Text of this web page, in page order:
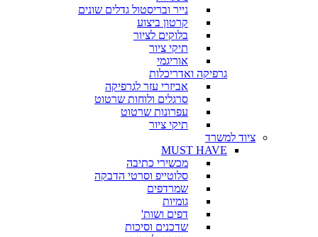
נייר ובריסטול גדלים שונים
קרטון ביצוע
בלוקים לציור
תיקי ציור
אוריגמי
גרפיקה ואדריכלות
אביזרי עזר לגרפיקה
סרגלים ולוחות שרטוט
עפרונות שרטוט
תיקי ציור
ציוד למשרד
MUST HAVE
מכשירי כתיבה
סלוטייפ וסרטי הדבקה
שמרדפים
גומיות
דפים ושות'
שדכנים וסיכות